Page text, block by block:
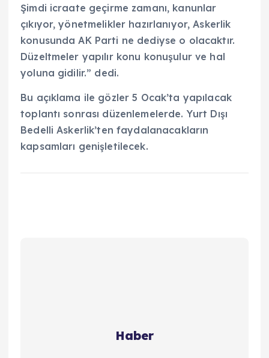
Şimdi icraate geçirme zamanı, kanunlar
çıkıyor, yönetmelikler hazırlanıyor, Askerlik
konusunda AK Parti ne dediyse o olacaktır.
Düzeltmeler yapılır konu konuşulur ve hal
yoluna gidilir.” dedi.
Bu açıklama ile gözler 5 Ocak’ta yapılacak
toplantı sonrası düzenlemelerde. Yurt Dışı
Bedelli Askerlik’ten faydalanacakların
kapsamları genişletilecek.
Haber